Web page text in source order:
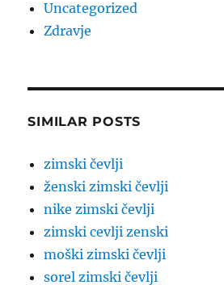
Uncategorized
Zdravje
SIMILAR POSTS
zimski čevlji
ženski zimski čevlji
nike zimski čevlji
zimski cevlji zenski
moški zimski čevlji
sorel zimski čevlji